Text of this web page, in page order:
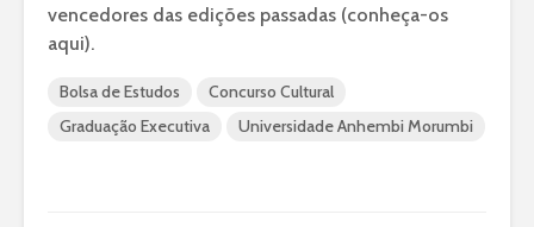
vencedores das edições passadas (conheça-os
aqui).
Bolsa de Estudos
Concurso Cultural
Graduação Executiva
Universidade Anhembi Morumbi